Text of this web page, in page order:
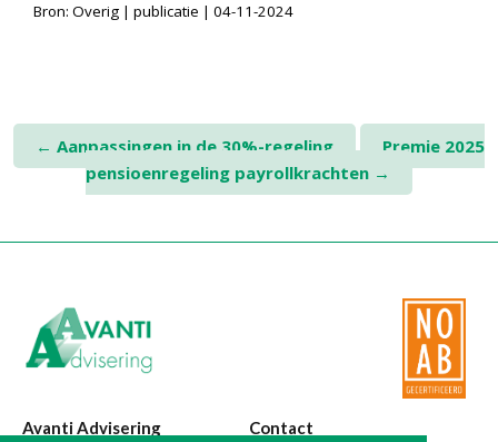
Visionplanner – Rapportage
Nextens-Accorderen aangiften
Bron: Overig | publicatie | 04-11-2024
Post
navigation
← Aanpassingen in de 30%-regeling
Premie 2025
pensioenregeling payrollkrachten →
Avanti Advisering Contact